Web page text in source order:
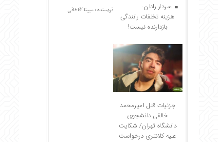
سردار رادان:
هزینه تخلفات رانندگی
بازدارنده نیست!
جزئیات قتل امیرمحمد
خالقی دانشجوی
دانشگاه تهران/ شکایت
علیه کلانتری درخواست
نویسنده : مبینا آقاخانی